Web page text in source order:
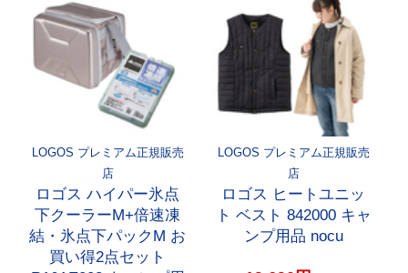
LOGOS プレミアム正規販売
店
ロゴス ハイパー氷点
下クーラーM+倍速凍
結・氷点下パックM お
買い得2点セット
LOGOS プレミアム正規販売
店
ロゴス ヒートユニッ
ト ベスト 842000 キャ
ンプ用品 nocu